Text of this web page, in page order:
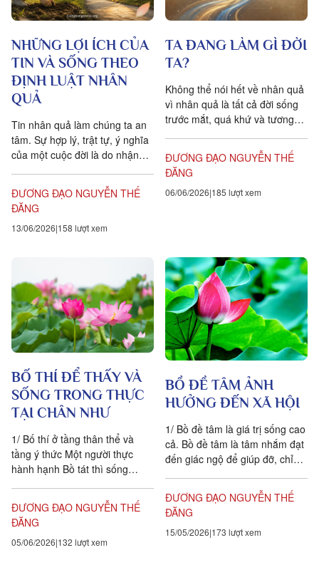
NHỮNG LỢI ÍCH CỦA
TIN VÀ SỐNG THEO
ĐỊNH LUẬT NHÂN
QUẢ
Tin nhân quả làm chúng ta an
tâm. Sự hợp lý, trật tự, ý nghĩa
của một cuộc đời là do nhận
quả. Và...
ĐƯƠNG ĐẠO NGUYỄN THẾ
ĐĂNG
13/06/2026 158 lượt xem
TA ĐANG LÀM GÌ ĐỜI
TA?
Không thể nói hết về nhân quả
vì nhân quả là tất cả đời sống
trước mắt, quá khứ và tương
ĐƯƠNG ĐẠO NGUYỄN THẾ
ĐĂNG
06/06/2026 185 lượt xem
BỐ THÍ ĐỂ THẤY VÀ
SỐNG TRONG THỰC
TẠI CHÂN NHƯ
1/ Bố thí ở tầng thân thể và
tầng ý thức Một người thực
hành hạnh Bồ tát thì sống
sanh nên không xem
thường, rẻ rúng thế giới vật
chất và thế giới ý thức nơi mọi
người đang sống. Người ấy
ĐƯƠNG ĐẠO NGUYỄN THẾ
ĐĂNG
05/06/2026 132 lượt xem
BỒ ĐỀ TÂM ẢNH
HƯỞNG ĐẾN XÃ HỘI
1/ Bồ đề tâm là giá trị sống cao
cả. Bồ đề tâm là tâm nhắm đạt
đến giác ngộ để giúp đỡ, chỉ
ĐƯƠNG ĐẠO NGUYỄN THẾ
ĐĂNG
15/05/2026 173 lượt xem